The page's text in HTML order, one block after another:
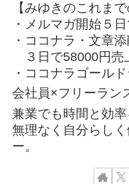
【みゆきのこれま
・メルマガ開始５
・ココナラ・文章
３日で58000円売
・ココナラゴール
会社員×フリーラン
兼業でも時間と効率
無理なく自分らし
ー。